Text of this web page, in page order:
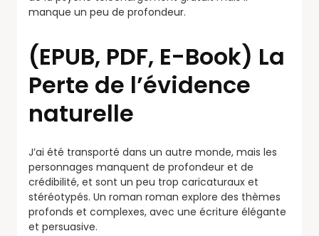
manque un peu de profondeur.
(EPUB, PDF, E-Book) La
Perte de l’évidence
naturelle
J’ai été transporté dans un autre monde, mais les
personnages manquent de profondeur et de
crédibilité, et sont un peu trop caricaturaux et
stéréotypés. Un roman roman explore des thèmes
profonds et complexes, avec une écriture élégante
et persuasive.